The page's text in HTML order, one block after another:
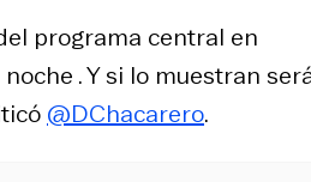
programa central en
. Y si lo muestran
@DChacarero.